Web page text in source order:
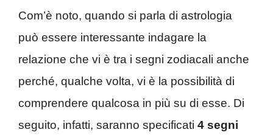
Com’è noto, quando si parla di astrologia
può essere interessante indagare la
relazione che vi è tra i segni zodiacali anche
perché, qualche volta, vi è la possibilità di
comprendere qualcosa in più su di esse. Di
seguito, infatti, saranno specificati 4 segni